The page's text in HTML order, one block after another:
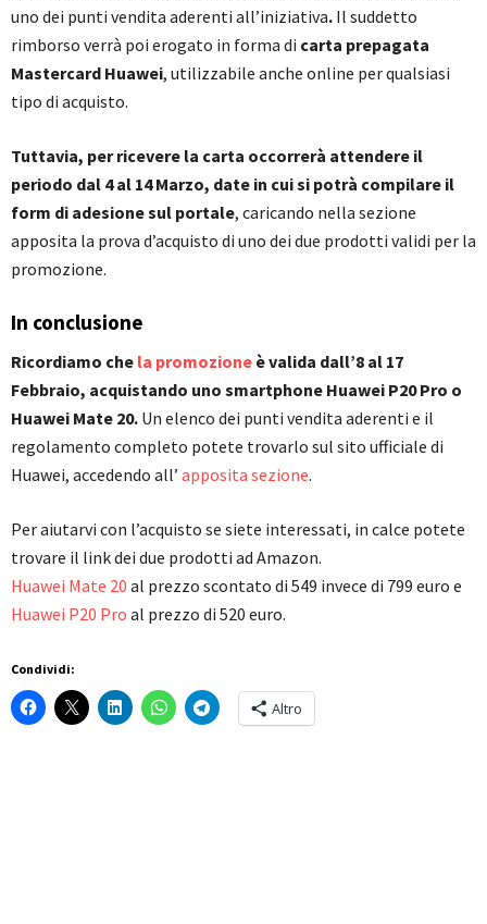
uno dei punti vendita aderenti all’iniziativa. Il suddetto
rimborso verrà poi erogato in forma di carta prepagata
Mastercard Huawei, utilizzabile anche online per qualsiasi
tipo di acquisto.
Tuttavia, per ricevere la carta occorrerà attendere il
periodo dal 4 al 14 Marzo, date in cui si potrà compilare il
form di adesione sul portale, caricando nella sezione
apposita la prova d’acquisto di uno dei due prodotti validi per la
promozione.
In conclusione
Ricordiamo che la promozione è valida dall’8 al 17
Febbraio, acquistando uno smartphone Huawei P20 Pro o
Huawei Mate 20. Un elenco dei punti vendita aderenti e il
regolamento completo potete trovarlo sul sito ufficiale di
Huawei, accedendo all’ apposita sezione.
Per aiutarvi con l’acquisto se siete interessati, in calce potete
trovare il link dei due prodotti ad Amazon.
Huawei Mate 20 al prezzo scontato di 549 invece di 799 euro e
Huawei P20 Pro al prezzo di 520 euro.
Condividi:
Altro